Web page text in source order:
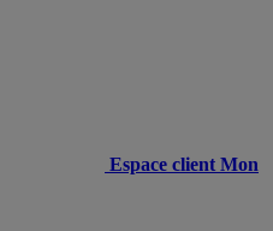
Espace client Mon